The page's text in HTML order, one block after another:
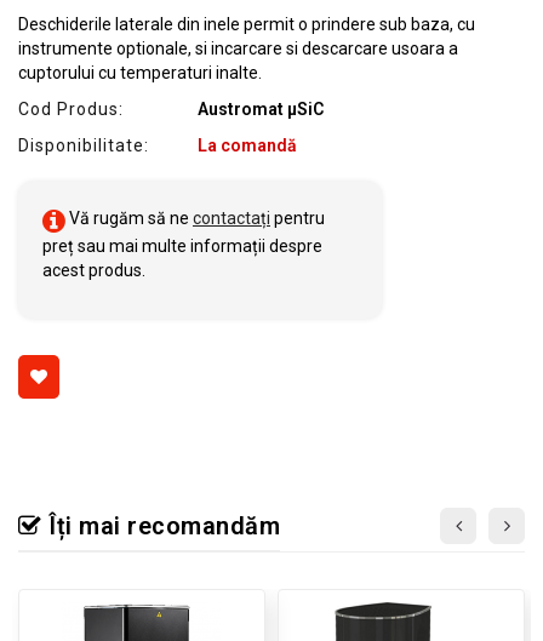
Deschiderile laterale din inele permit o prindere sub baza, cu
instrumente optionale, si incarcare si descarcare usoara a
cuptorului cu temperaturi inalte.
Cod Produs:
Austromat µSiC
Disponibilitate:
La comandă
Vă rugăm să ne contactați pentru
preț sau mai multe informații despre
acest produs.
Îți mai recomandăm